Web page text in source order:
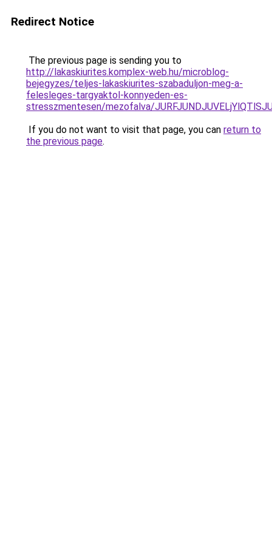
Redirect Notice
The previous page is sending you to
http://lakaskiurites.komplex-web.hu/microblog-
bejegyzes/teljes-lakaskiurites-szabaduljon-meg-a-
felesleges-targyaktol-konnyeden-es-
stresszmentesen/mezofalva/
If you do not want to visit that page, you can return to
the previous page.